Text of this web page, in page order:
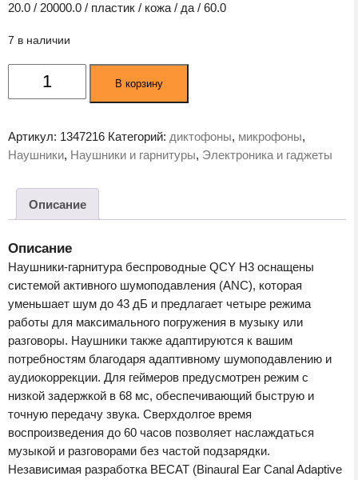
20.0 / 20000.0 / пластик / кожа / да / 60.0
7 в наличии
Количество
товара
H3
Purple
В корзину
Артикул: 1347216 Категорий: диктофоны, микрофоны,
Наушники, Наушники и гарнитуры, Электроника и гаджеты
Описание
Описание
Наушники-гарнитура беспроводные QCY H3 оснащены
системой активного шумоподавления (ANC), которая
уменьшает шум до 43 дБ и предлагает четыре режима
работы для максимального погружения в музыку или
разговоры. Наушники также адаптируются к вашим
потребностям благодаря адаптивному шумоподавлению и
аудиокоррекции. Для геймеров предусмотрен режим с
низкой задержкой в 68 мс, обеспечивающий быструю и
точную передачу звука. Сверхдолгое время
воспроизведения до 60 часов позволяет наслаждаться
музыкой и разговорами без частой подзарядки.
Независимая разработка BECAT (Binaural Ear Canal Adaptive